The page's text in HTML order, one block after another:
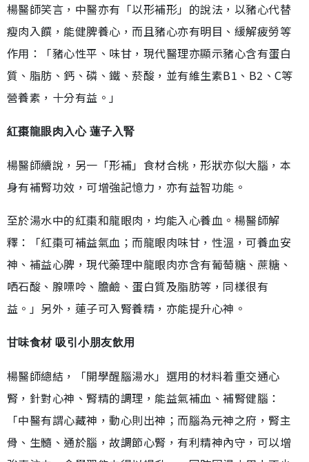
楊醫師笑言，中醫亦有「以形補形」的說法，以豬心代替
瘦肉入饌，能健脾養心，而且豬心亦有明目、緩解疲勞等
作用：「豬心性平、味甘，現代醫理亦顯示豬心含有蛋白
質、脂肪、鈣、磷、鐵、菸酸，並有維生素B1、B2、C等
營養素，十分有益。」
紅棗龍眼肉入心 蓮子入腎
楊醫師續說，另一「形補」食材合桃，形狀亦似大腦，本
身有補腎功效，可增強記憶力，亦有益智功能。
至於湯水中的紅棗和龍眼肉，均能入心養血。楊醫師解
釋：「紅棗可補益氣血；而龍眼肉味甘，性溫，可養血安
神、補益心脾，現代藥理中龍眼肉亦含有葡萄糖、蔗糖、
哂石酸、腺嘌呤、膽鹼、蛋白質及脂肪等，同樣很有
益。」另外，蓮子可入腎養精，亦能提升心神。
甘味食材 吸引小朋友飲用
楊醫師總結，「開學醒腦湯水」選用的材料着重交通心
腎，針對心神、腎精的調理，能益氣補血、補腎健腦：
「中醫有謂心藏神，動心則出神；而腦為元神之府，腎主
骨、生髓、通於腦，故調節心腎，有利精神內守，可以增